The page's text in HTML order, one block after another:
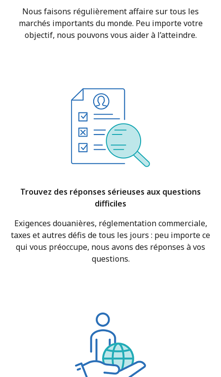
Nous faisons régulièrement affaire sur tous les
marchés importants du monde. Peu importe votre
objectif, nous pouvons vous aider à l’atteindre.
Trouvez des réponses sérieuses aux questions
difficiles
Exigences douanières, réglementation commerciale,
taxes et autres défis de tous les jours : peu importe ce
qui vous préoccupe, nous avons des réponses à vos
questions.